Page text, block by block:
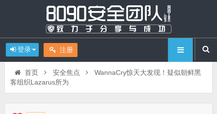
登录 注册
首页 安全焦点
WannaCry惊天大发现！疑似朝鲜黑
客组织Lazarus所为